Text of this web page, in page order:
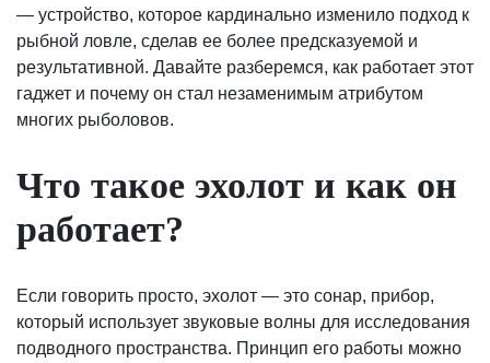
— устройство, которое кардинально изменило подход к
рыбной ловле, сделав ее более предсказуемой и
результативной. Давайте разберемся, как работает этот
гаджет и почему он стал незаменимым атрибутом
многих рыболовов.
Что такое эхолот и как он
работает?
Если говорить просто, эхолот — это сонар, прибор,
который использует звуковые волны для исследования
подводного пространства. Принцип его работы можно